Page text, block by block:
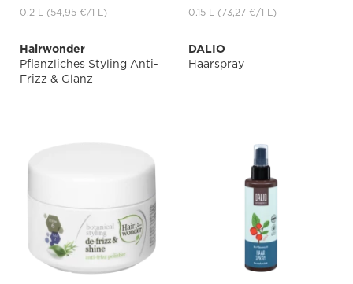
0.2 L (54,95 €/1 L) 0.15 L (73,27 €/1 L)
Hairwonder
Pflanzliches Styling Anti-
Frizz & Glanz
DALIO
Haarspray